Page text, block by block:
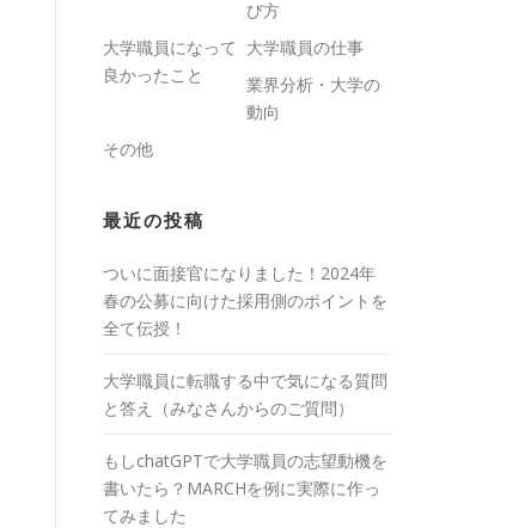
び方
大学職員になって
良かったこと
大学職員の仕事
業界分析・大学の
動向
その他
最近の投稿
ついに面接官になりました！2024年
春の公募に向けた採用側のポイントを
全て伝授！
大学職員に転職する中で気になる質問
と答え（みなさんからのご質問）
もしchatGPTで大学職員の志望動機を
書いたら？MARCHを例に実際に作っ
てみました